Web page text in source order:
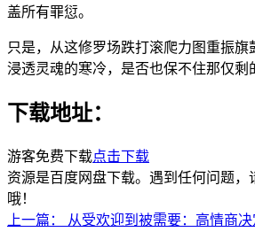
盖所有罪愆。
只是，从这修罗场跌打滚爬力图重振
浸透灵魂的寒冷，是否也保不住那仅剩
下载地址：
游客免费下载点击下载
资源是百度网盘下载。遇到任何问题，
哦！
上一篇：
从受欢迎到被需要：高情商